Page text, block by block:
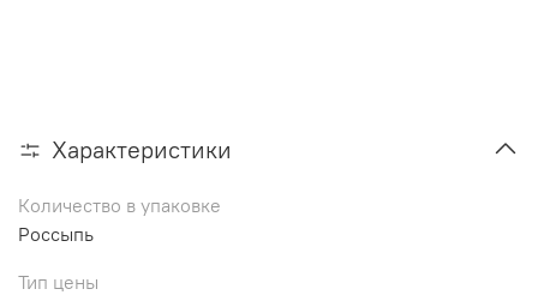
Характеристики
Количество в упаковке
Россыпь
Тип цены